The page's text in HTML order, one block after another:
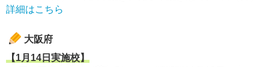
詳細はこちら
大阪府
【1月14日実施校】